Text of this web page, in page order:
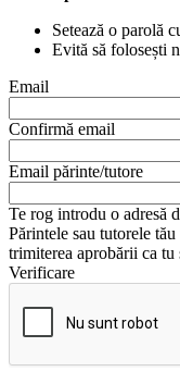
Setează o parolă
Evită să folosești
Email
Confirmă email
Email părinte/tutore
Te rog introdu o adresă
Părintele sau tutorele
trimiterea aprobării ca tu
Verificare